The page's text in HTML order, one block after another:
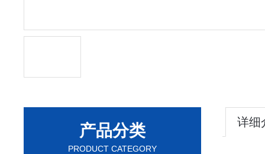
产品分类
PRODUCT CATEGORY
详细